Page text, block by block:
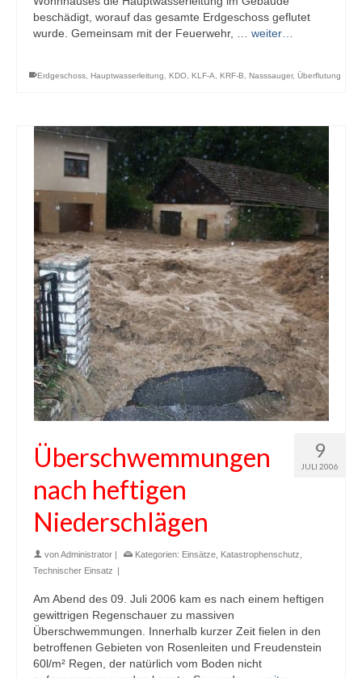
beschädigt, worauf das gesamte Erdgeschoss geflutet
wurde. Gemeinsam mit der Feuerwehr, … weiter…
Erdgeschoss Hauptwasserleitung KDO KLF-A KRF-B Nasssauger, Überflutung
9
JULI 2006
Überschwemmungen
nach heftigen
Niederschlägen
vonAdministrator | Kategorien: Einsätze Katastrophenschutz
Technischer Einsatz |
Am Abend des 09. Juli 2006 kam es nach einem heftigen
gewittrigen Regenschauer zu massiven
Überschwemmungen. Innerhalb kurzer Zeit fielen in den
betroffenen Gebieten von Rosenleiten und Freudenstein
60l/m² Regen, der natürlich vom Boden nicht